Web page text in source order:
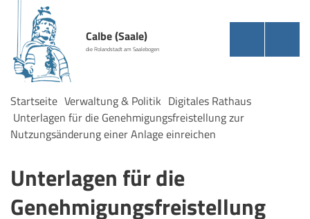
Calbe (Saale)
die Rolandstadt am Saalebogen
Startseite Verwaltung & Politik Digitales Rathaus
Unterlagen für die Genehmigungsfreistellung zur
Nutzungsänderung einer Anlage einreichen
Unterlagen für die
Genehmigungsfreistellung